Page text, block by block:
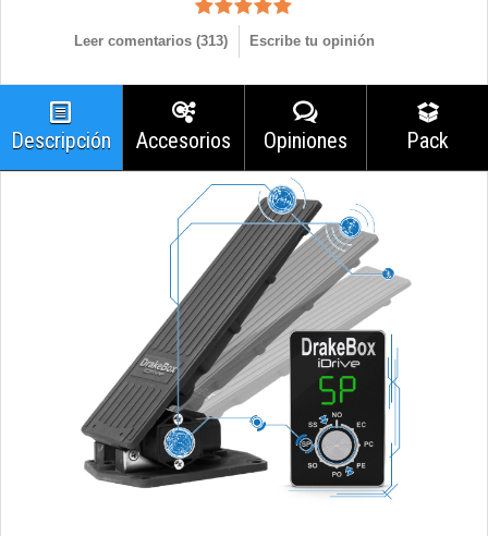
Leer comentarios (313) Escribe tu opinión
Descripción Accesorios Opiniones Pack